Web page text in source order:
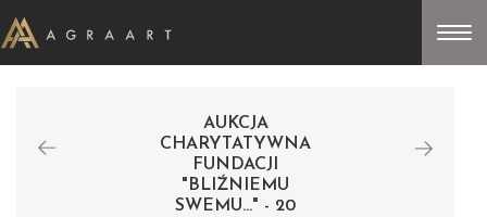
AUKCJA
CHARYTATYWNA
FUNDACJI
"BLIŹNIEMU
SWEMU..." - 20